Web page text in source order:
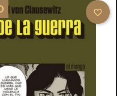
favorite_border